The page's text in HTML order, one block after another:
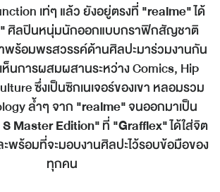
เท่ๆ แล้ว ยังอยู่ตรงที่ "realme"ได้
ศิลปินหนุ่มนักออกแบบกราฟิกสัญชาติ
พร้อมพรสวรรค์ด้านศิลปะมาร่วมงานกัน
ห็นการผสมผสานระหว่าง Comics, Hip
ซึ่งเป็นซิกเนเจอร์ของเขา หลอมรวม
ล้ำๆ จาก"realme"จนออกมาเป็น
Master Edition"ที่ "Grafflex"ได้ใส่จิต
ร้อมที่จะมอบงานศิลปะไว้รอบข้อมือของ
ทุกคน